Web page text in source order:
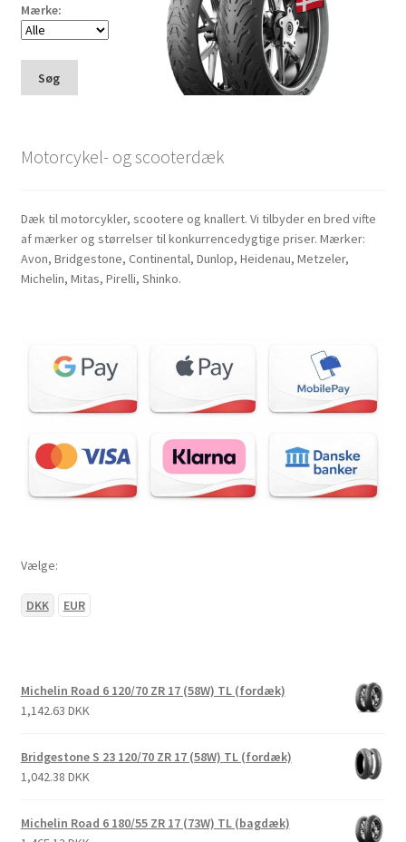
Mærke:
Søg
Motorcykel- og scooterdæk
Dæk til motorcykler, scootere og knallert. Vi tilbyder en bred vifte
af mærker og størrelser til konkurrencedygtige priser. Mærker:
Avon, Bridgestone, Continental, Dunlop, Heidenau, Metzeler,
Michelin, Mitas, Pirelli, Shinko.
Vælge:
DKK EUR
Michelin Road 6 120/70 ZR 17 (58W) TL (fordæk)
1,142.63 DKK
Bridgestone S 23 120/70 ZR 17 (58W) TL (fordæk)
1,042.38 DKK
Michelin Road 6 180/55 ZR 17 (73W) TL (bagdæk)